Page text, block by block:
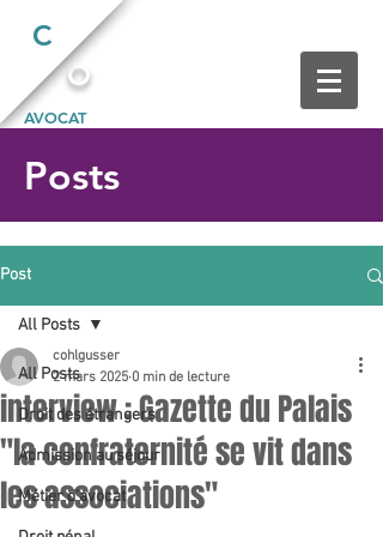
C
O
AVOCAT
Posts
Post
All Posts
Droit des étrangers
Admission au séjour
Métier d'avocat
All Posts
interview : Gazette du Palais
"la confraternité se vit dans
les associations"
cohlgusser
2 mars 2025 0 min de lecture